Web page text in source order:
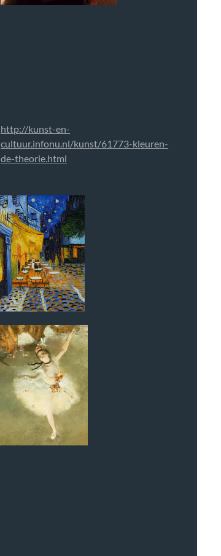
http://kunst-en-
cultuur.infonu.nl/kunst/61773-kleuren-
de-theorie.html